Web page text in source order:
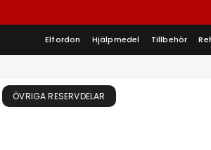
Elfordon Hjälpmedel Tillbehör
ÖVRIGA RESERVDELAR